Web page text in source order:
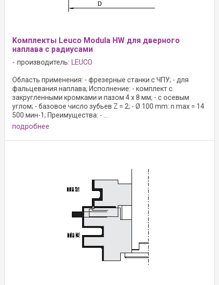
Kомплекты Leuco Modula HW для дверного
наплава с радиусами
производитель: LEUCO
Область применения: - фрезерные станки с ЧПУ; - для
фальцевания наплава; Исполнение: - комплект с
закругленными кромками и пазом 4 x 8 мм; - с осевым
углом; - базовое число зубьев Z = 2; - Ø 100 mm: n max = 14
500 мин-1; Преимущества: - ...
подробнее